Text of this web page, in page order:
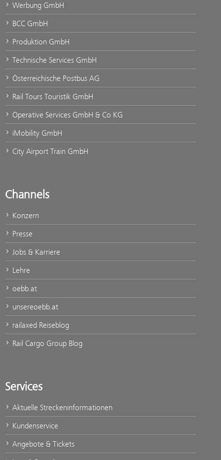
Werbung GmbH
BCC GmbH
Produktion GmbH
Technische Services GmbH
Österreichische Postbus AG
Rail Tours Touristik GmbH
Operative Services GmbH & Co KG
iMobility GmbH
City Airport Train GmbH
Channels
Konzern
Presse
Jobs & Karriere
Lehre
oebb.at
unsereoebb.at
railaxed Reiseblog
Rail Cargo Group Blog
Services
Aktuelle Streckeninformationen
Kundenservice
Angebote & Tickets